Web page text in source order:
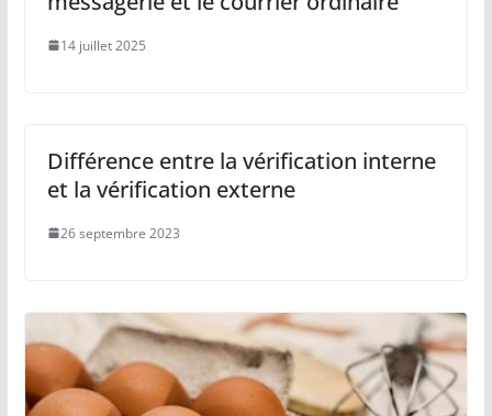
14 juillet 2025
Différence entre la vérification interne
et la vérification externe
26 septembre 2023